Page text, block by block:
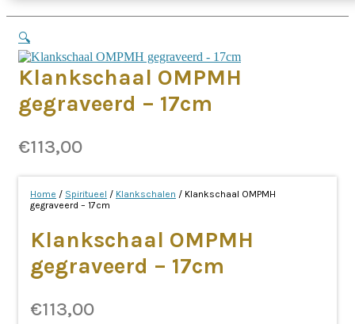
🔍
Klankschaal OMPMH
gegraveerd – 17cm
€113,00
Home / Spiritueel / Klankschalen / Klankschaal OMPMH
gegraveerd – 17cm
Klankschaal OMPMH
gegraveerd – 17cm
€113,00